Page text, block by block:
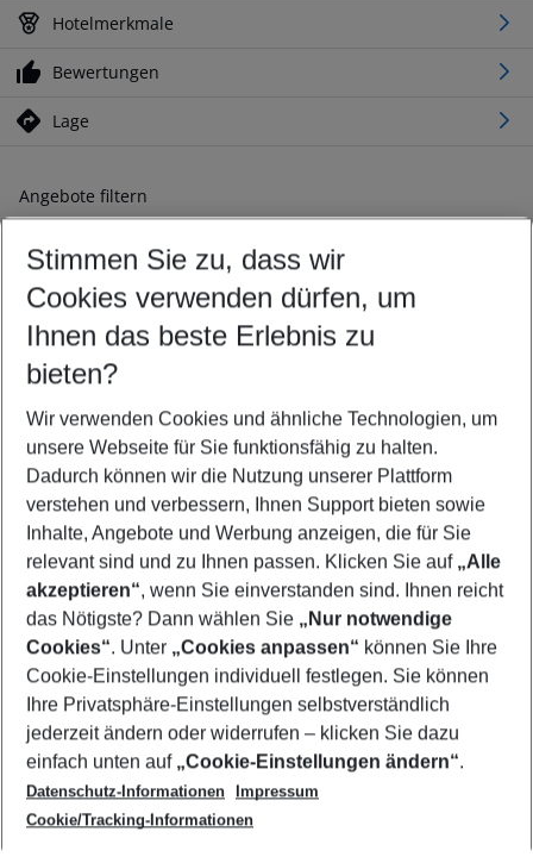
Hotelmerkmale
Bewertungen
Lage
Angebote filtern
Ändern Sie Ihre Kriterien nach Ihren Wünschen
Abflughafen wählen
Beliebiger Abflughafen
Reisezeitraum wählen
11.08.26– 09.08.27 5-8 Nächte
2 Erwachsene Keine Kinder
Mehr Filter anzeigen
Footer
Footer navigation
Über uns
AGB
Cookie-Einstellungen ändern
Cookie-Richtlinie
Datenschutz
Service & Hilfe
Barrierefreies Reisen
Check-in
Folgen Sie uns
Stimmen Sie zu, dass wir
Cookies verwenden dürfen, um
Ihnen das beste Erlebnis zu
bieten?
Wir verwenden Cookies und ähnliche Technologien, um
unsere Webseite für Sie funktionsfähig zu halten.
Dadurch können wir die Nutzung unserer Plattform
verstehen und verbessern, Ihnen Support bieten sowie
Inhalte, Angebote und Werbung anzeigen, die für Sie
relevant sind und zu Ihnen passen. Klicken Sie auf „Alle
akzeptieren“, wenn Sie einverstanden sind. Ihnen reicht
das Nötigste? Dann wählen Sie „Nur notwendige
Cookies“. Unter „Cookies anpassen“ können Sie Ihre
Cookie-Einstellungen individuell festlegen. Sie können
Ihre Privatsphäre-Einstellungen selbstverständlich
jederzeit ändern oder widerrufen – klicken Sie dazu
einfach unten auf „Cookie-Einstellungen ändern“.
Datenschutz-Informationen
Impressum
Cookie/Tracking-Informationen